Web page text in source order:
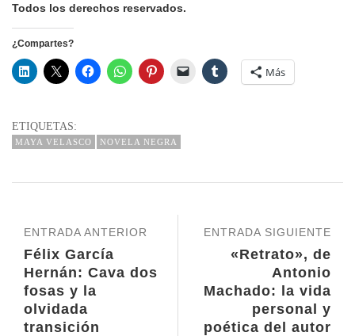
Todos los derechos reservados.
¿Compartes?
Más
ETIQUETAS:
MAYA VELASCO NOVELA NEGRA
ENTRADA SIGUIENTE
«Retrato», de
Antonio
Machado: la vida
personal y
poética del autor
ENTRADA ANTERIOR
Félix García
Hernán: Cava dos
fosas y la
olvidada
transición